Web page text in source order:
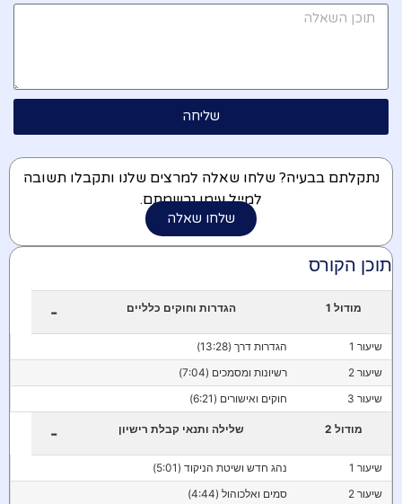
שליחה
נתקלתם בבעיה? שלחו שאלה למרצים שלנו ותקבלו תשובה
למייל עימו נרשמתם.
שלחו שאלה
תוכן הקורס
מודול 1 הגדרות וחוקים כלליים -
שיעור 1
הגדרות דרך (13:28)
שיעור 2
רשיונות ומסמכים (7:04)
שיעור 3
חוקים ואישורים (6:21)
מודול 2 שלילה ותנאי קבלת רישיון -
שיעור 1
נהג חדש ושיטת הניקוד (5:01)
שיעור 2
סמים ואלכוהול (4:44)